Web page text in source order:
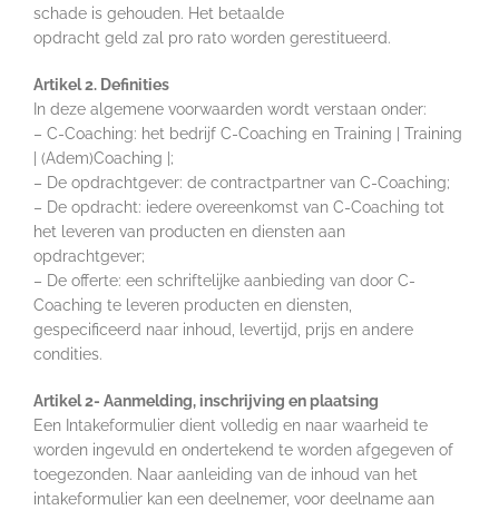
schade is gehouden. Het betaalde
opdracht geld zal pro rato worden gerestitueerd.
Artikel 2. Definities
In deze algemene voorwaarden wordt verstaan onder:
– C-Coaching: het bedrijf C-Coaching en Training | Training
| (Adem)Coaching |;
– De opdrachtgever: de contractpartner van C-Coaching;
– De opdracht: iedere overeenkomst van C-Coaching tot
het leveren van producten en diensten aan
opdrachtgever;
– De offerte: een schriftelijke aanbieding van door C-
Coaching te leveren producten en diensten,
gespecificeerd naar inhoud, levertijd, prijs en andere
condities.
Artikel 2- Aanmelding, inschrijving en plaatsing
Een Intakeformulier dient volledig en naar waarheid te
worden ingevuld en ondertekend te worden afgegeven of
toegezonden. Naar aanleiding van de inhoud van het
intakeformulier kan een deelnemer, voor deelname aan